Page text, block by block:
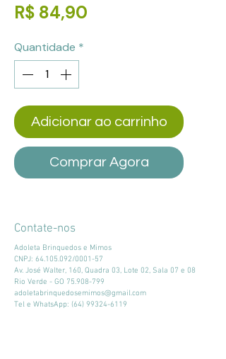
R$ 84,90
Quantidade *
Adicionar ao carrinho
Comprar Agora
Contate-nos
Adoleta Brinquedos e Mimos
CNPJ: 64.105.092/0001-57
Av. José Walter, 160, Quadra 03, Lote 02, Sala 07 e 08
Rio Verde - GO 75.908-799
adoletabrinquedosemimos@gmail.com
Tel e WhatsApp: (64) 99324-6119